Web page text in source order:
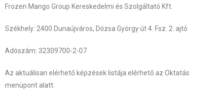
Frozen Mango Group Kereskedelmi és Szolgáltató Kft.
Székhely: 2400 Dunaújváros, Dózsa György út 4. Fsz. 2. ajtó
Adószám: 32309700-2-07
Az aktuálisan elérhető képzések listája elérhető az Oktatás
menüpont alatt.